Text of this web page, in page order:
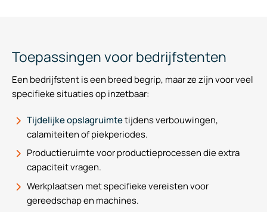
Toepassingen voor bedrijfstenten
Een bedrijfstent is een breed begrip, maar ze zijn voor veel
specifieke situaties op inzetbaar:
Tijdelijke opslagruimtetijdens verbouwingen,
calamiteiten of piekperiodes.
Productieruimte voor productieprocessen die extra
capaciteit vragen.
Werkplaatsen met specifieke vereisten voor
gereedschap en machines.